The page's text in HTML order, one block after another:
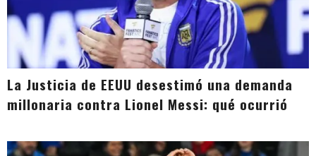
La Justicia de EEUU desestimó una demanda
millonaria contra Lionel Messi: qué ocurrió